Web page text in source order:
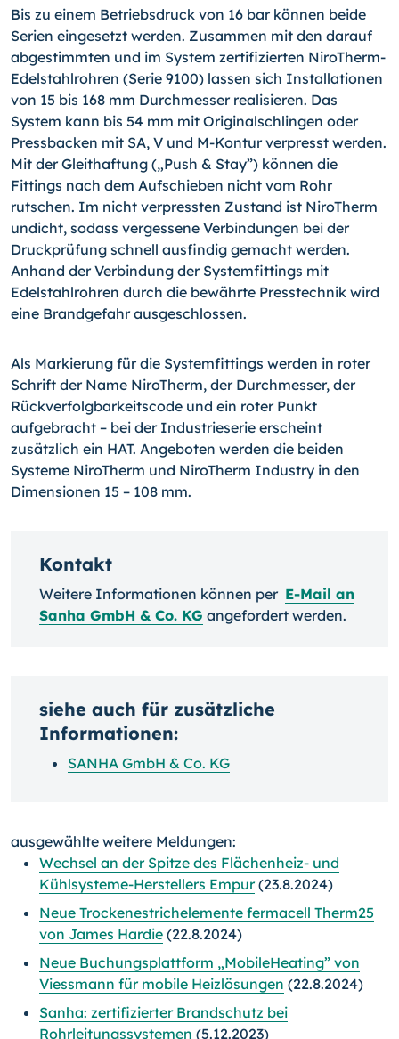
Bis zu einem Betriebsdruck von 16 bar können beide
Serien eingesetzt werden. Zusammen mit den darauf
abgestimmten und im System zertifizierten NiroTherm-
Edelstahlrohren (Serie 9100) lassen sich Installationen
von 15 bis 168 mm Durchmesser realisieren. Das
System kann bis 54 mm mit Originalschlingen oder
Pressbacken mit SA, V und M-Kontur verpresst werden.
Mit der Gleithaftung („Push & Stay”) können die
Fittings nach dem Aufschieben nicht vom Rohr
rutschen. Im nicht verpressten Zustand ist NiroTherm
undicht, sodass vergessene Verbindungen bei der
Druckprüfung schnell ausfindig gemacht werden.
Anhand der Verbindung der Systemfittings mit
Edelstahlrohren durch die bewährte Presstechnik wird
eine Brandgefahr ausgeschlossen.
Als Markierung für die Systemfittings werden in roter
Schrift der Name NiroTherm, der Durchmesser, der
Rückverfolgbarkeitscode und ein roter Punkt
aufgebracht – bei der Industrieserie erscheint
zusätzlich ein HAT. Angeboten werden die beiden
Systeme NiroTherm und NiroTherm Industry in den
Dimensionen 15 – 108 mm.
Kontakt
Weitere Informationen können per E-Mail an
Sanha GmbH & Co. KG angefordert werden.
siehe auch für zusätzliche
Informationen:
SANHA GmbH & Co. KG
ausgewählte weitere Meldungen:
Wechsel an der Spitze des Flächenheiz- und
Kühlsysteme-Herstellers Empur(23.8.2024)
Neue Trockenestrichelemente fermacell Therm25
von James Hardie (22.8.2024)
Neue Buchungsplattform „MobileHeating” von
Viessmann für mobile Heizlösungen (22.8.2024)
Sanha: zertifizierter Brandschutz bei
Rohrleitungssystemen (5.12.2023)